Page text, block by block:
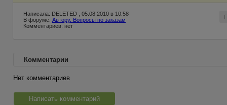
Написала: DELETED , 05.08.2010 в 10:58
В форуме: Автору. Вопросы по заказам
Комментариев: нет
Комментарии
Нет комментариев
Написать комментарий